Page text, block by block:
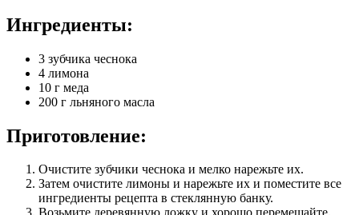
Ингредиенты:
3 зубчика чеснока
4 лимона
10 г меда
200 г льняного масла
Приготовление:
Очистите зубчики чеснока и мелко нарежьте их.
Затем очистите лимоны и нарежьте их и поместите все
ингредиенты рецепта в стеклянную банку.